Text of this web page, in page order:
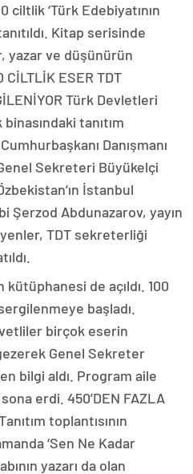
ciltlik ‘Türk Edebiyatının
Kitap serisinde
yazar ve düşünürün
CİLTLİK ESER TDT
Türk Devletleri
tanıtım
Danışmanı
Sekreteri Büyükelçi
İstanbul
Şerzod Abdunazarov, yayın
TDT sekreterliği
kütüphanesi de açıldı. 100
başladı.
birçok eserin
Genel Sekreter
bilgi aldı. Program aile
erdi. 450’DEN FAZLA
toplantısının
‘Sen Ne Kadar
yazarı da olan